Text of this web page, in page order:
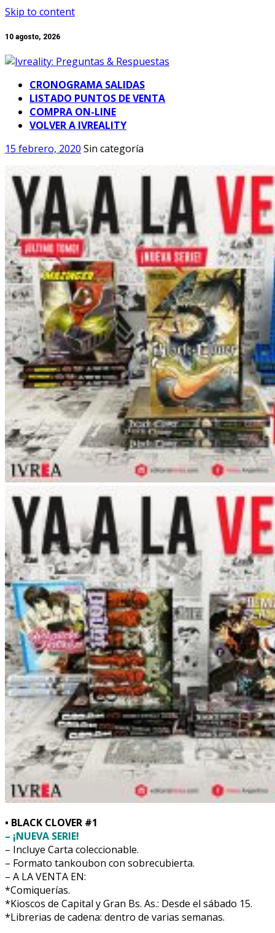
Skip to content
10 agosto, 2026
CRONOGRAMA SALIDAS
LISTADO PUNTOS DE VENTA
COMPRA ON-LINE
VOLVER A IVREALITY
15 febrero, 2020 Sin categoría
• BLACK CLOVER #1
– ¡NUEVA SERIE!
– Incluye Carta coleccionable.
– Formato tankoubon con sobrecubierta.
– A LA VENTA EN:
*Comiquerías.
*Kioscos de Capital y Gran Bs. As.: Desde el sábado 15.
*Librerias de cadena: dentro de varias semanas.